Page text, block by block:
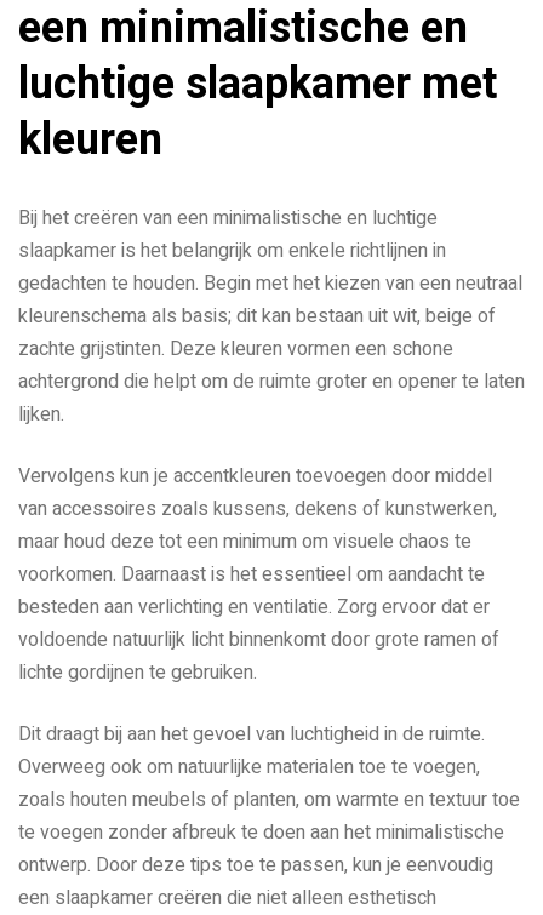
een minimalistische en
luchtige slaapkamer met
kleuren
Bij het creëren van een minimalistische en luchtige
slaapkamer is het belangrijk om enkele richtlijnen in
gedachten te houden. Begin met het kiezen van een neutraal
kleurenschema als basis; dit kan bestaan uit wit, beige of
zachte grijstinten. Deze kleuren vormen een schone
achtergrond die helpt om de ruimte groter en opener te laten
lijken.
Vervolgens kun je accentkleuren toevoegen door middel
van accessoires zoals kussens, dekens of kunstwerken,
maar houd deze tot een minimum om visuele chaos te
voorkomen. Daarnaast is het essentieel om aandacht te
besteden aan verlichting en ventilatie. Zorg ervoor dat er
voldoende natuurlijk licht binnenkomt door grote ramen of
lichte gordijnen te gebruiken.
Dit draagt bij aan het gevoel van luchtigheid in de ruimte.
Overweeg ook om natuurlijke materialen toe te voegen,
zoals houten meubels of planten, om warmte en textuur toe
te voegen zonder afbreuk te doen aan het minimalistische
ontwerp. Door deze tips toe te passen, kun je eenvoudig
een slaapkamer creëren die niet alleen esthetisch